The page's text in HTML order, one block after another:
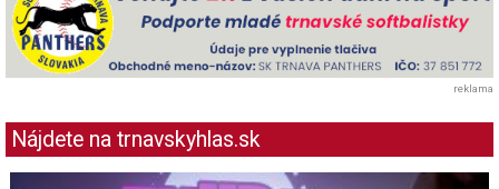
reklama
Nájdete na trnavskyhlas.sk